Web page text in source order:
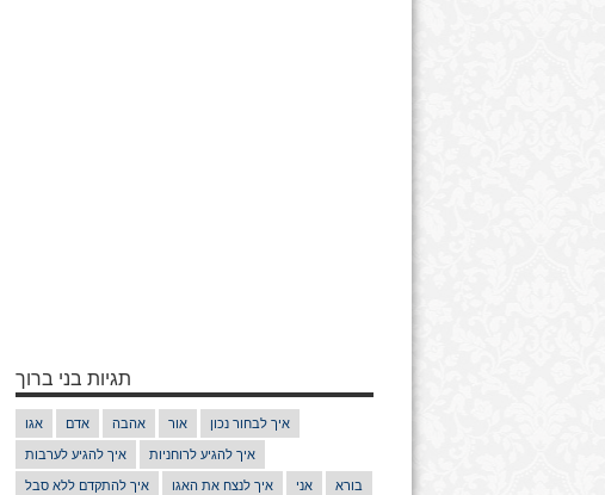
תגיות בני ברוך
אגו אדם אהבה אור איך לבחור נכון
איך להגיע לערבות איך להגיע לרוחניות
איך להתקדם ללא סבל איך לנצח את האגו אני בורא